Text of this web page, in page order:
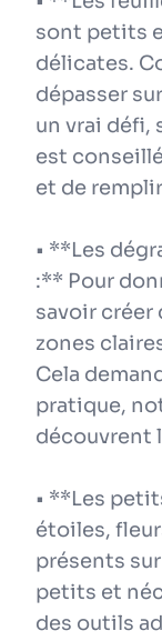
sont petits
délicates.
dépasser
un vrai défi,
est
et de
• **Les
:** Pour
savoir créer
zones
Cela
pratique,
découvrent
• **Les
étoiles,
présents
petits et
des outils